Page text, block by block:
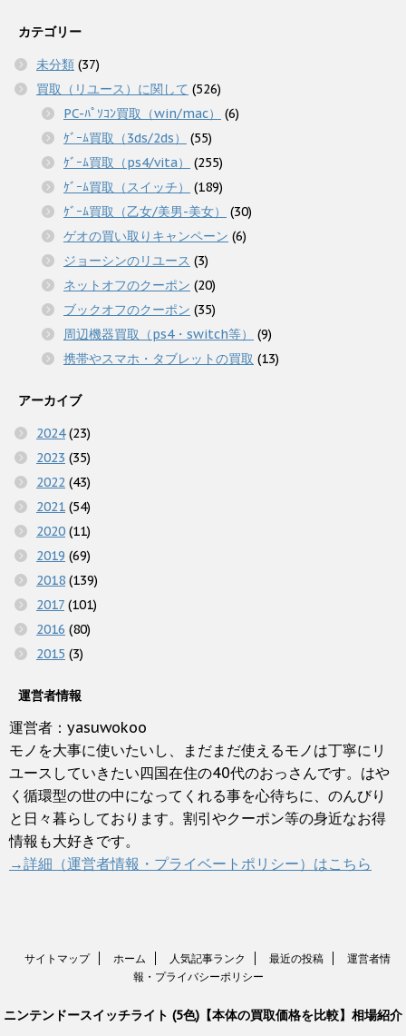
カテゴリー
未分類 (37)
買取（リユース）に関して (526)
PC-ﾊﾟｿｺﾝ買取（win/mac）
(6)
ｹﾞｰﾑ買取（3ds/2ds）
(55)
ｹﾞｰﾑ買取（ps4/vita）
(255)
ｹﾞｰﾑ買取（スイッチ）
(189)
ｹﾞｰﾑ買取（乙女/美男-美女）
(30)
ゲオの買い取りキャンペーン (6)
ジョーシンのリユース (3)
ネットオフのクーポン (20)
ブックオフのクーポン (35)
周辺機器買取（ps4・switch等）
(9)
携帯やスマホ・タブレットの買取 (13)
アーカイブ
2024(23)
2023 (35)
2022 (43)
2021 (54)
2020 (11)
2019 (69)
2018 (139)
2017 (101)
2016 (80)
2015 (3)
運営者情報
運営者：yasuwokoo
モノを大事に使いたいし、まだまだ使えるモノは丁寧にリ
ユースしていきたい四国在住の40代のおっさんです。はや
く循環型の世の中になってくれる事を心待ちに、のんびり
と日々暮らしております。割引やクーポン等の身近なお得
情報も大好きです。
→詳細（運営者情報・プライベートポリシー）はこちら
サイトマップ ホーム 人気記事ランク 最近の投稿
運営者情
報・プライバシーポリシー
ニンテンドースイッチライト (5色)【本体の買取価格を比較】相場紹介